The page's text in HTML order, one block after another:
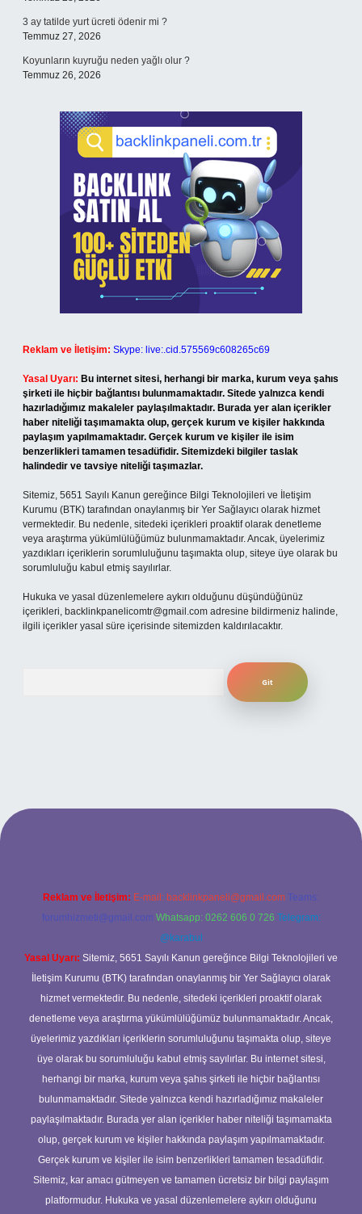
3 ay tatilde yurt ücreti ödenir mi ?
Temmuz 27, 2026
Koyunların kuyruğu neden yağlı olur ?
Temmuz 26, 2026
Reklam ve İletişim: Skype: live:.cid.575569c608265c69
Yasal Uyarı: Bu internet sitesi, herhangi bir marka, kurum veya şahıs
şirketi ile hiçbir bağlantısı bulunmamaktadır. Sitede yalnızca kendi
hazırladığımız makaleler paylaşılmaktadır. Burada yer alan içerikler
haber niteliği taşımamakta olup, gerçek kurum ve kişiler hakkında
paylaşım yapılmamaktadır. Gerçek kurum ve kişiler ile isim
benzerlikleri tamamen tesadüfidir. Sitemizdeki bilgiler taslak
halindedir ve tavsiye niteliği taşımazlar.
Sitemiz, 5651 Sayılı Kanun gereğince Bilgi Teknolojileri ve İletişim
Kurumu (BTK) tarafından onaylanmış bir Yer Sağlayıcı olarak hizmet
vermektedir. Bu nedenle, sitedeki içerikleri proaktif olarak denetleme
veya araştırma yükümlülüğümüz bulunmamaktadır. Ancak, üyelerimiz
yazdıkları içeriklerin sorumluluğunu taşımakta olup, siteye üye olarak bu
sorumluluğu kabul etmiş sayılırlar.
Hukuka ve yasal düzenlemelere aykırı olduğunu düşündüğünüz
içerikleri, backlinkpanelicomtr@gmail.com adresine bildirmeniz halinde,
ilgili içerikler yasal süre içerisinde sitemizden kaldırılacaktır.
giriş
Reklam ve İletişim: E-mail: backlinkpaneli@gmail.com Teams:
forumhizmeti@gmail.com Whatsapp: 0262 606 0 726 Telegram:
@karabul
Yasal Uyarı: Sitemiz, 5651 Sayılı Kanun gereğince Bilgi Teknolojileri ve
İletişim Kurumu (BTK) tarafından onaylanmış bir Yer Sağlayıcı olarak
hizmet vermektedir. Bu nedenle, sitedeki içerikleri proaktif olarak
denetleme veya araştırma yükümlülüğümüz bulunmamaktadır. Ancak,
üyelerimiz yazdıkları içeriklerin sorumluluğunu taşımakta olup, siteye
üye olarak bu sorumluluğu kabul etmiş sayılırlar. Bu internet sitesi,
herhangi bir marka, kurum veya şahıs şirketi ile hiçbir bağlantısı
bulunmamaktadır. Sitede yalnızca kendi hazırladığımız makaleler
paylaşılmaktadır. Burada yer alan içerikler haber niteliği taşımamakta
olup, gerçek kurum ve kişiler hakkında paylaşım yapılmamaktadır.
Gerçek kurum ve kişiler ile isim benzerlikleri tamamen tesadüfidir.
Sitemiz, kar amacı gütmeyen ve tamamen ücretsiz bir bilgi paylaşım
platformudur. Hukuka ve yasal düzenlemelere aykırı olduğunu